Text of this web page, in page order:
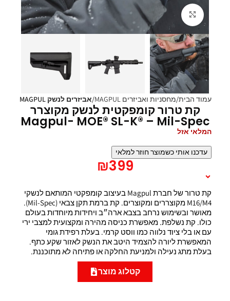
עמוד הבית מחסניות ואביזרים MAGPUL אביזרים לנשק MAGPUL
קת טרור קומפקטית לנשק מקוצרר
Magpul- MOE® SL-K® – Mil-Spec
המלאי אזל
עדכנו אותי כשמוצר חוזר למלאי
₪399
קת טרור של חברת Magpul בעיצוב קומפקטי המותאם לנשקי
M16/M4 מקוצררים ומקוצרים. קת ברמת תקן צבאי (Mil-Spec).
מאושר ובשימוש נרחב בצבא ארה״ב ויחידות מיוחדות בעולם
כולו. קת נשלפת. מאפשרת כניסה מהירה ומקצועית למצבי ירי
עם או בלי ציוד נלווה כמו ווסט קרמי. בעלת רפידת גומי
המאפשרת ליורה להצמיד היטב את הנשק לאזור שקע כתף.
בעלת מתג נעילה ולמניעת החלקה או פתיחה לא מתוכננת.
קטלוג מוצר
Click to enlarge